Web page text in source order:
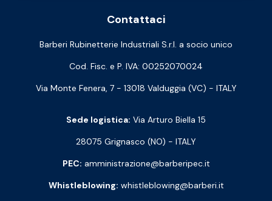
Contattaci
Barberi Rubinetterie Industriali S.r.l. a socio unico
Cod. Fisc. e P. IVA: 00252070024
Via Monte Fenera, 7 - 13018 Valduggia (VC) - ITALY
Sede logistica: Via Arturo Biella 15
28075 Grignasco (NO) - ITALY
PEC: amministrazione@barberipec.it
Whistleblowing: whistleblowing@barberi.it